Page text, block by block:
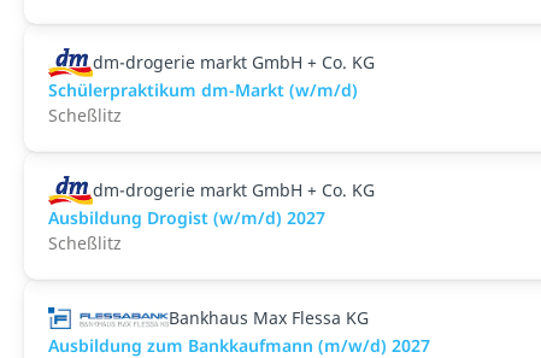
dm-drogerie markt GmbH + Co. KG
Schülerpraktikum dm-Markt (w/m/d)
Scheßlitz
dm-drogerie markt GmbH + Co. KG
Ausbildung Drogist (w/m/d) 2027
Scheßlitz
Bankhaus Max Flessa KG
Ausbildung zum Bankkaufmann (m/w/d) 2027